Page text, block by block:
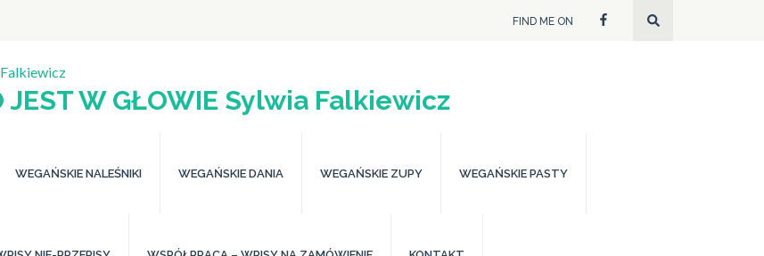
FIND ME ON
W GŁOWIE Sylwia Falkiewicz
WEGAŃSKIE NALEŚNIKI WEGAŃSKIE DANIA WEGAŃSKIE ZUPY WEGAŃSKIE PASTY